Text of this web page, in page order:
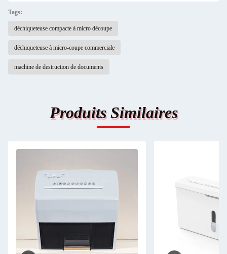
Tags:
déchiqueteuse compacte à micro découpe
déchiqueteuse à micro-coupe commerciale
machine de destruction de documents
Produits Similaires